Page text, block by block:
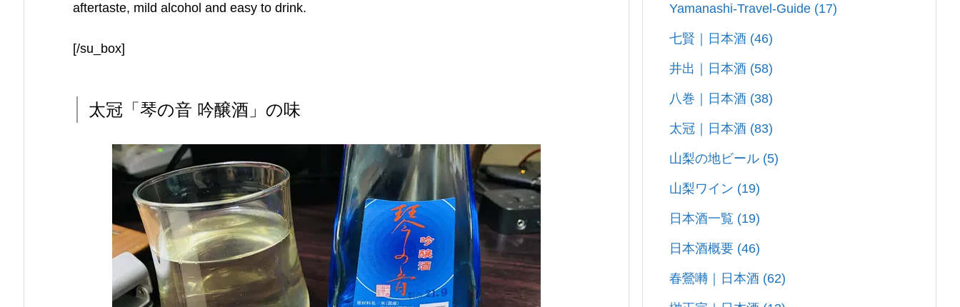
aftertaste, mild alcohol and easy to drink.
[/su_box]
太冠「琴の音 吟醸酒」の味
Yamanashi-Travel-Guide (17)
七賢｜日本酒 (46)
井出｜日本酒 (58)
八巻｜日本酒 (38)
太冠｜日本酒 (83)
山梨の地ビール (5)
山梨ワイン (19)
日本酒一覧 (19)
日本酒概要 (46)
春鶯囀｜日本酒 (62)